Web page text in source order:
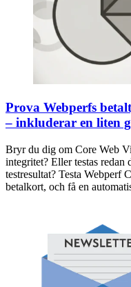
Prova Webperfs
– inkluderar en liten
Bryr du dig om Core Web
integritet? Eller testas
testresultat? Testa Webperf
betalkort, och få en